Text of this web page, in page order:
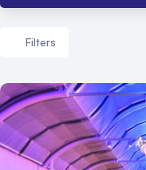
Filters
Aantal zalen
1 - 5 zalen
6 - 10 zalen